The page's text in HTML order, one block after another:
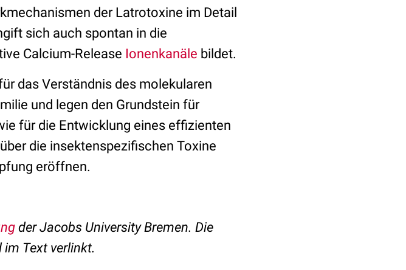
der Latrotoxine im Detail
sich auch spontan in die
Calcium-Release Ionenkanäle bildet.
das Verständnis des molekularen
und legen den Grundstein für
für die Entwicklung eines effizienten
die insektenspezifischen Toxine
eröffnen.
der Jacobs University Bremen. Die
Text verlinkt.